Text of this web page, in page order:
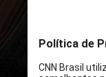
que
da etnia